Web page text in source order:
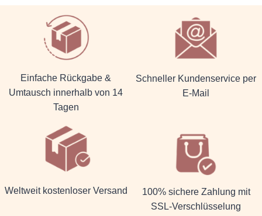
Einfache Rückgabe &
Umtausch innerhalb von 14
Tagen
Schneller Kundenservice per
E-Mail
Weltweit kostenloser Versand
100% sichere Zahlung mit
SSL-Verschlüsselung